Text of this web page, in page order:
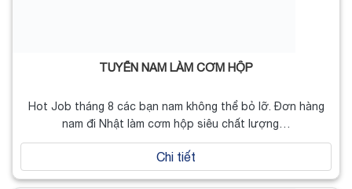
TUYỂN NAM LÀM CƠM HỘP
Hot Job tháng 8 các bạn nam không thể bỏ lỡ. Đơn hàng
nam đi Nhật làm cơm hộp siêu chất lượng…
Chi tiết